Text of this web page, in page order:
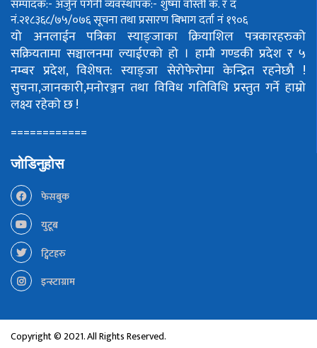
सम्पादक:- अर्जुन पंगेनीव्यवस्थापक:- शुष्मा वोस्तीक. र द
नं.२१८३६८/७५/०७६सूचना तथा प्रसारण बिभाग दर्ता नं १९०६
यो अनलाईन पत्रिका स्याङ्जाका क्रियाशिल पत्रकारहरुको
सक्रियतामा सञ्चालनमा ल्याईएको हो । हामी गण्डकी प्रदेश र ५
नम्बर प्रदेश, विशेषत: स्याङ्जा सेरोफेरोमा केन्द्रित रहनेछौ !
सुचना,जानकारी,मनोरञ्जन तथा विविध गतिविधि प्रस्तुत गर्ने हाम्रो
लक्ष्य रहेको छ !
============
जोडिनुहोस
फेसबुक
युटूब
ट्विटहरु
इन्स्टाग्राम
Copyright © 2021. All Rights Reserved.